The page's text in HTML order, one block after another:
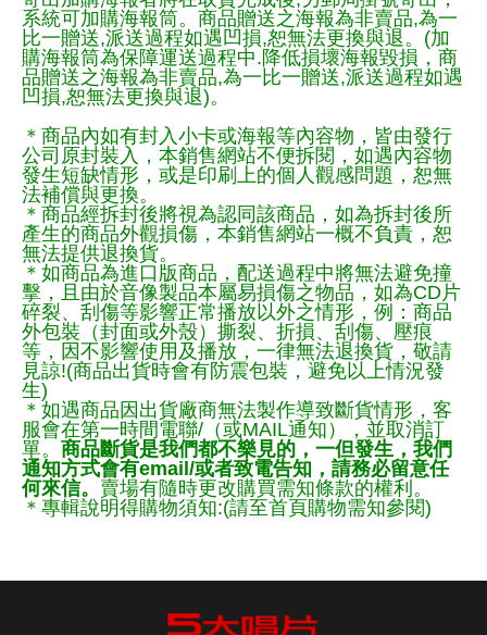
系統可加購海報筒。商品贈送之海報為非賣品,為一
比一贈送,派送過程如遇凹損,恕無法更換與退。(加
購海報筒為保障運送過程中.降低損壞海報毀損，商
品贈送之海報為非賣品,為一比一贈送,派送過程如遇
凹損,恕無法更換與退)。
＊商品內如有封入小卡或海報等內容物，皆由發行
公司原封裝入，本銷售網站不便拆閱，如遇內容物
發生短缺情形，或是印刷上的個人觀感問題，恕無
法補償與更換。
＊商品經拆封後將視為認同該商品，如為拆封後所
產生的商品外觀損傷，本銷售網站一概不負責，恕
無法提供退換貨。
＊如商品為進口版商品，配送過程中將無法避免撞
擊，且由於音像製品本屬易損傷之物品，如為CD片
碎裂、刮傷等影響正常播放以外之情形，例：商品
外包裝（封面或外殼）撕裂、折損、刮傷、壓痕
等，因不影響使用及播放，一律無法退換貨，敬請
見諒!(商品出貨時會有防震包裝，避免以上情況發
生)
＊如遇商品因出貨廠商無法製作導致斷貨情形，客
服會在第一時間電聯/（或MAIL通知），並取消訂
單。 商品斷貨是我們都不樂見的，一但發生，我們
通知方式會有email/或者致電告知，請務必留意任
何來信。 賣場有隨時更改購買需知條款的權利。
＊專輯說明得購物須知:(請至首頁購物需知參閱)